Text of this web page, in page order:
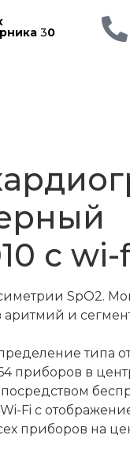
30
с wi-
SpO2.
аритмий и
типа
приборов в
Fi с
приборов на